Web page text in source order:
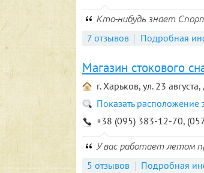
Кто-нибудь знает
7 отзывов Подробная
Магазин стокового
г. Харьков, ул. 23
Показать расположение
+38 (095) 383-12-70,
У вас работает летом
5 отзывов Подробная